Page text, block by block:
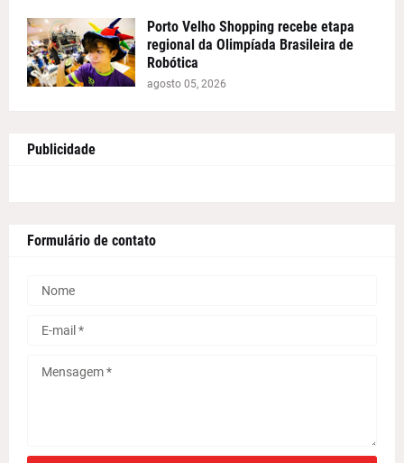
Porto Velho Shopping recebe etapa
regional da Olimpíada Brasileira de
Robótica
agosto 05, 2026
Publicidade
Formulário de contato